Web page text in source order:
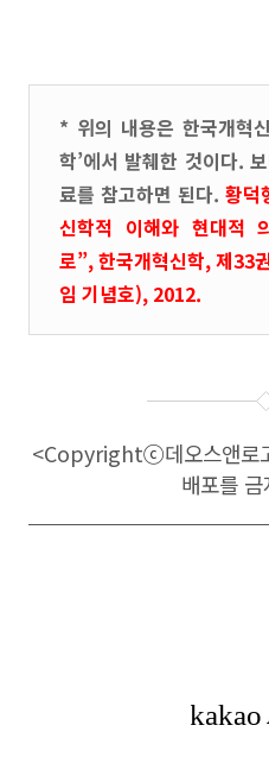
* 위의 내용은 한국개혁
학’에서 발췌한 것이다.
료를 참고하면 된다. 황덕
신학적 이해와 현대적
로”, 한국개혁신학, 제33
임 기념호), 2012.
<Copyrightⓒ데오스앤
배포를